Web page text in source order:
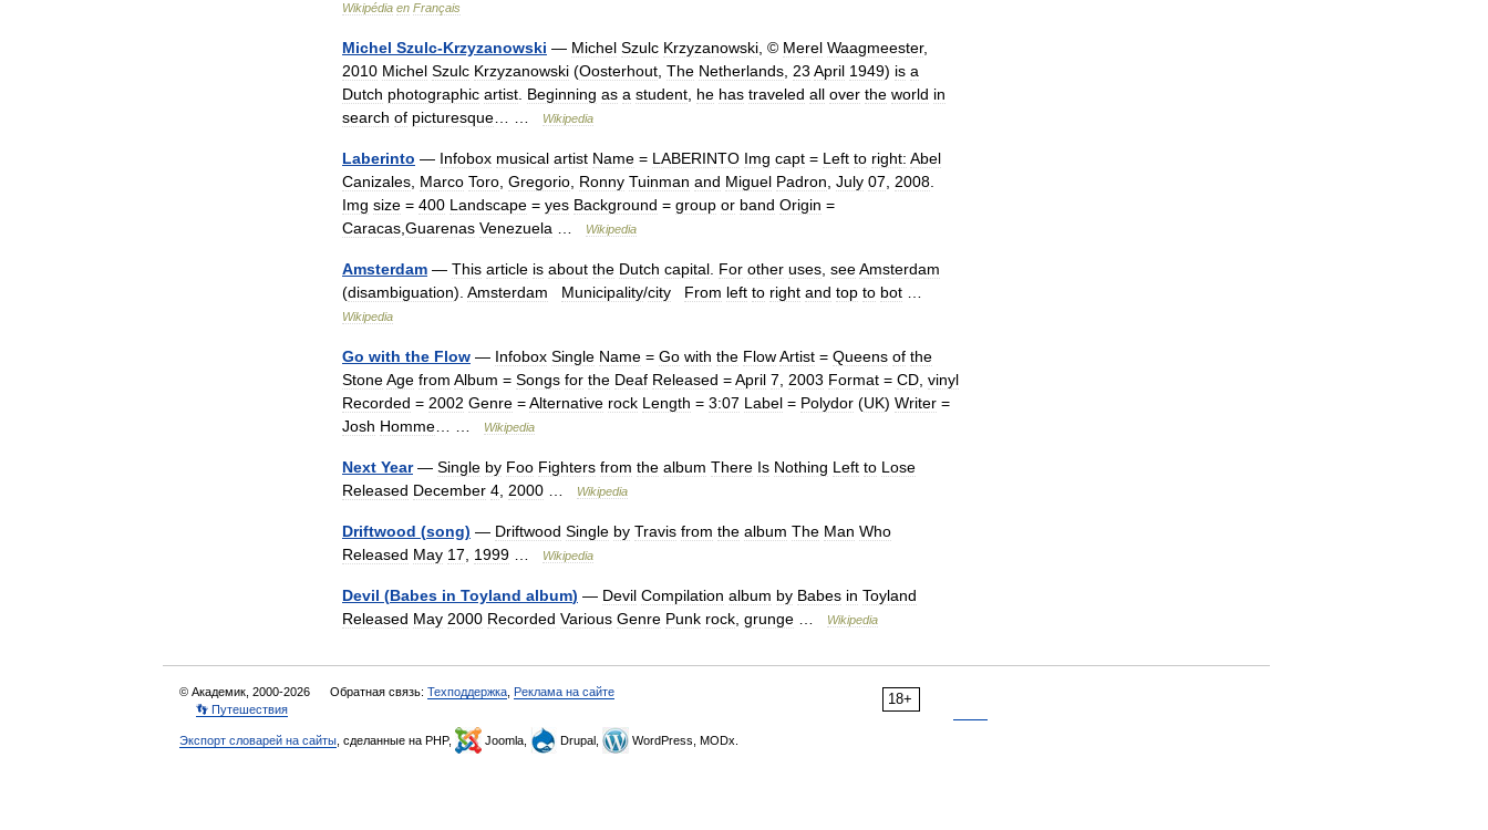
Wikipédia en Français
Michel Szulc-Krzyzanowski — Michel Szulc Krzyzanowski , © Merel Waagmeester,
2010 Michel Szulc Krzyzanowski (Oosterhout The Netherlands 23 April 1949) is a
Dutch photographic artist Beginning as a student he has traveled all over the world in
search of picturesque Wikipedia
Laberinto — Infobox musical artist Name = LABERINTO Img capt = Left to right: Abel
Canizales Marco Toro Gregorio Ronny Tuinman and Miguel Padron July 07 2008
Img size = 400 Landscape = yes Background = group or band Origin =
Caracas Guarenas Venezuela Wikipedia
Amsterdam — This article is about the Dutch capital For other uses seeAmsterdam
(disambiguation). Amsterdam Municipality/city From left to right and top to bot
Wikipedia
Go with the Flow — Infobox Single Name = Go with the FlowArtist = Queens of the
StoneAge from Album = Songs for the Deaf Released =April 7 2003 Format = CD vinyl
Recorded = 2002 Genre =Alternative rock Length = 3:07 Label = Polydor (UK) Writer =
Josh Homme Wikipedia
Next Year— Single by Foo Fighters from the album There Is Nothing Left to Lose
Released December 4 2000 Wikipedia
Driftwood (song) — Driftwood Single by Travis from the album The Man Who
Released May 17 1999 Wikipedia
Devil (Babes in Toyland album) — Devil Compilation album by Babes in Toyland
Released May 2000 Recorded Various Genre Punk rock grunge Wikipedia
18+
© Академик, 2000-2026 Обратная связь: Техподдержка Реклама на сайте
👣 Путешествия
Экспорт словарей на сайты , сделанные на PHP, Joomla, Drupal, WordPress, MODx.